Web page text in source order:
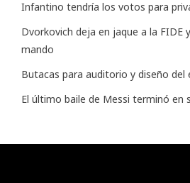
Infantino tendría los votos para
Dvorkovich deja en jaque a la FIDE
mando
Butacas para auditorio y diseño del
El último baile de Messi terminó en